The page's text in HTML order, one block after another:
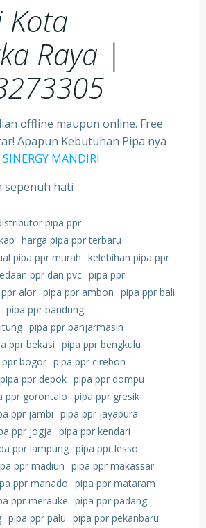
Kota
Raya |
offline maupun online. Free
Apapun Kebutuhan Pipa nya
MANDIRI
sepenuh hati
pipa ppr
harga pipa ppr terbaru
pipa ppr murah kelebihan pipa ppr
ppr dan pvc pipa ppr
alor pipa ppr ambon pipa ppr bali
pipa ppr bandung
pipa ppr banjarmasin
ppr bekasi pipa ppr bengkulu
ppr bogor pipa ppr cirebon
pipa ppr depok pipa ppr dompu
ppr gorontalo pipa ppr gresik
ppr jambi pipa ppr jayapura
ppr jogja pipa ppr kendari
ppr lampung pipa ppr lesso
ppr madiun pipa ppr makassar
ppr manado pipa ppr mataram
ppr merauke pipa ppr padang
pipa ppr palu pipa ppr pekanbaru